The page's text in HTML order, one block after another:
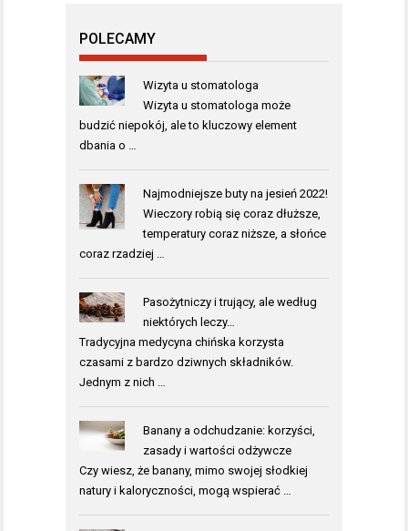
POLECAMY
Wizyta u stomatologa
Wizyta u stomatologa może
budzić niepokój, ale to kluczowy element
dbania o …
Najmodniejsze buty na jesień 2022!
Wieczory robią się coraz dłuższe,
temperatury coraz niższe, a słońce
coraz rzadziej …
Pasożytniczy i trujący, ale według
niektórych leczy…
Tradycyjna medycyna chińska korzysta
czasami z bardzo dziwnych składników.
Jednym z nich …
Banany a odchudzanie: korzyści,
zasady i wartości odżywcze
Czy wiesz, że banany, mimo swojej słodkiej
natury i kaloryczności, mogą wspierać …